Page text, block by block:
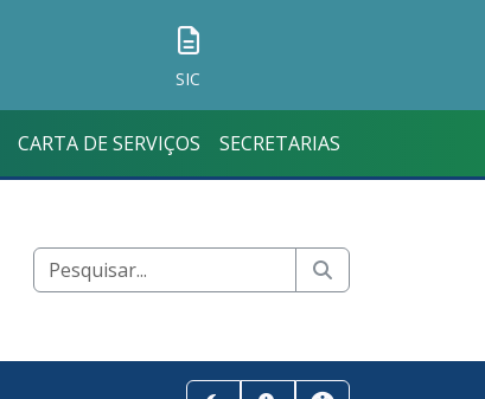
SIC
CARTA DE SERVIÇOS SECRETARIAS